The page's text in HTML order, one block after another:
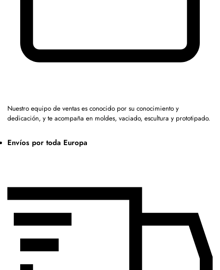
Nuestro equipo de ventas es conocido por su conocimiento y
dedicación, y te acompaña en moldes, vaciado, escultura y prototipado.
Envíos por toda Europa